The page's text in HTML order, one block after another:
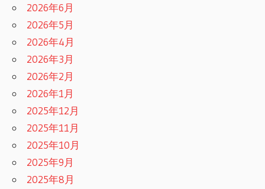
2026年6月
2026年5月
2026年4月
2026年3月
2026年2月
2026年1月
2025年12月
2025年11月
2025年10月
2025年9月
2025年8月